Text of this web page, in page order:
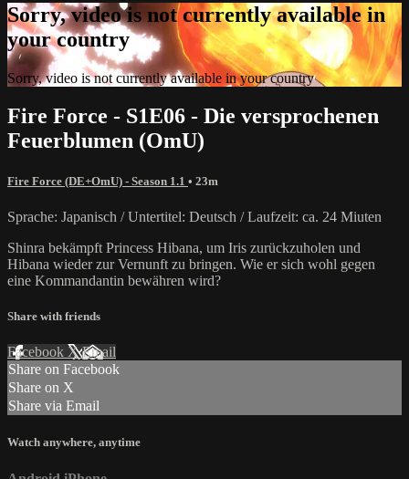
Sorry, video is not currently available in
your country
Sorry, video is not currently available in your country
Fire Force - S1E06 - Die versprochenen
Feuerblumen (OmU)
Fire Force (DE+OmU) - Season 1.1 • 23m
Sprache: Japanisch / Untertitel: Deutsch / Laufzeit: ca. 24 Miuten
Shinra bekämpft Princess Hibana, um Iris zurückzuholen und
Hibana wieder zur Vernunft zu bringen. Wie er sich wohl gegen
eine Kommandantin bewähren wird?
Share with friends
Facebook XEmail
Share on Facebook
Share on X
Share via Email
Watch anywhere, anytime